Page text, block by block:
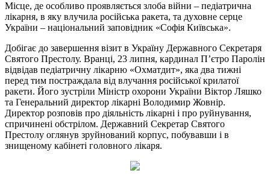
Місце, де особливо проявляється злоба війни – педіатрична
лікарня, в яку влучила російська ракета, та духовне серце
України – національний заповідник «Софія Київська».
Добігає до завершення візит в Україну Державного Секретаря
Святого Престолу. Вранці, 23 липня, кардинал Пʼєтро Паролін
відвідав педіатричну лікарню «Охматдит», яка два тижні
перед тим постраждала від влучання російської крилатої
ракети. Його зустріли Міністр охорони України Віктор Ляшко
та Генеральний директор лікарні Володимир Жовнір.
Директор розповів про діяльність лікарні і про руйнування,
спричинені обстрілом. Державний Секретар Святого
Престолу оглянув зруйнований корпус, побувавши і в
знищеному кабінеті головного лікаря.